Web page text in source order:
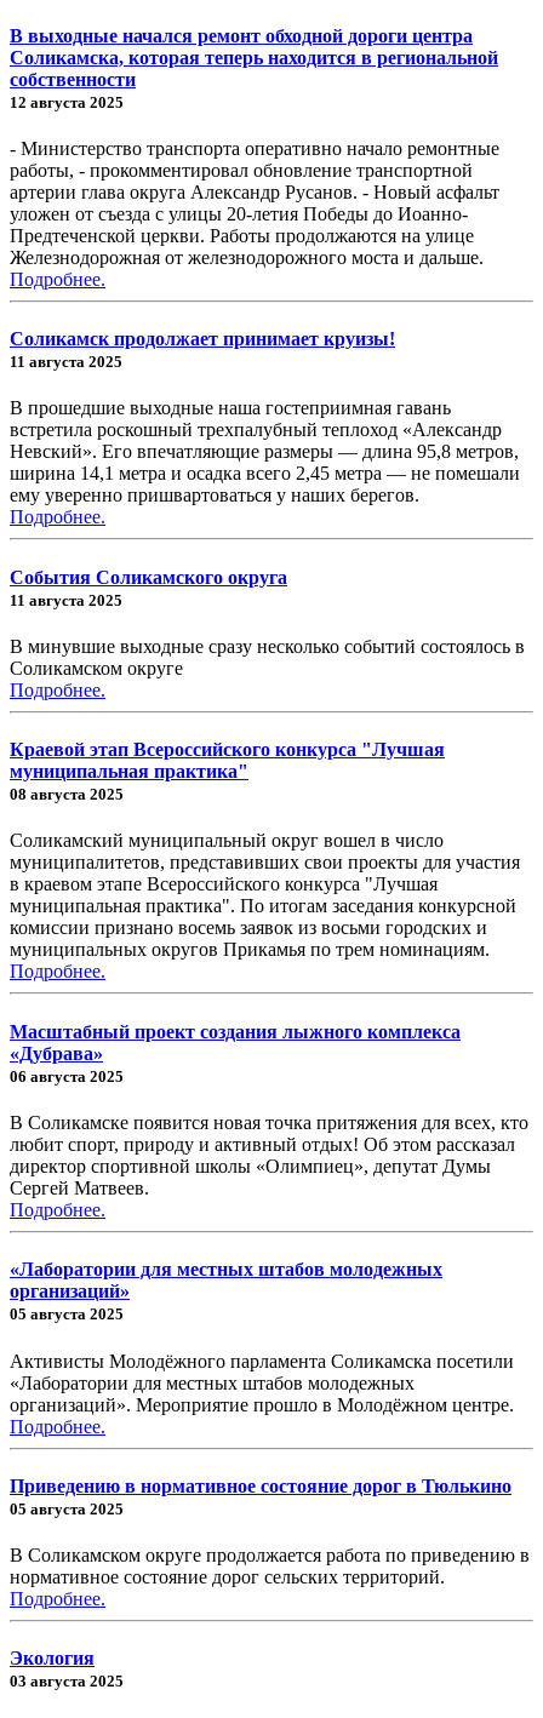
В выходные начался ремонт обходной дороги центра
Соликамска, которая теперь находится в региональной
собственности
12 августа 2025
- Министерство транспорта оперативно начало ремонтные
работы, - прокомментировал обновление транспортной
артерии глава округа Александр Русанов. - Новый асфальт
уложен от съезда с улицы 20-летия Победы до Иоанно-
Предтеченской церкви. Работы продолжаются на улице
Железнодорожная от железнодорожного моста и дальше.
Подробнее.
Соликамск продолжает принимает круизы!
11 августа 2025
В прошедшие выходные наша гостеприимная гавань
встретила роскошный трехпалубный теплоход «Александр
Невский». Его впечатляющие размеры — длина 95,8 метров,
ширина 14,1 метра и осадка всего 2,45 метра — не помешали
ему уверенно пришвартоваться у наших берегов.
Подробнее.
События Соликамского округа
11 августа 2025
В минувшие выходные сразу несколько событий состоялось в
Соликамском округе
Подробнее.
Краевой этап Всероссийского конкурса "Лучшая
муниципальная практика"
08 августа 2025
Соликамский муниципальный округ вошел в число
муниципалитетов, представивших свои проекты для участия
в краевом этапе Всероссийского конкурса "Лучшая
муниципальная практика". По итогам заседания конкурсной
комиссии признано восемь заявок из восьми городских и
муниципальных округов Прикамья по трем номинациям.
Подробнее.
Масштабный проект создания лыжного комплекса
«Дубрава»
06 августа 2025
В Соликамске появится новая точка притяжения для всех, кто
любит спорт, природу и активный отдых! Об этом рассказал
директор спортивной школы «Олимпиец», депутат Думы
Сергей Матвеев.
Подробнее.
«Лаборатории для местных штабов молодежных
организаций»
05 августа 2025
Активисты Молодёжного парламента Соликамска посетили
«Лаборатории для местных штабов молодежных
организаций». Мероприятие прошло в Молодёжном центре.
Подробнее.
Приведению в нормативное состояние дорог в Тюлькино
05 августа 2025
В Соликамском округе продолжается работа по приведению в
нормативное состояние дорог сельских территорий.
Подробнее.
Экология
03 августа 2025